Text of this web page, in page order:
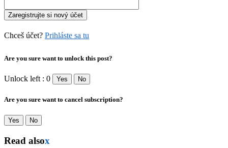
Chceš účet? Prihláste sa tu
Are you sure want to unlock this post?
Unlock left : 0 Yes No
Are you sure want to cancel subscription?
Yes No
Read alsox